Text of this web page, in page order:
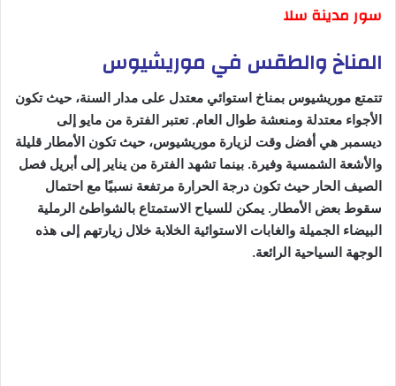
سور مدينة سلا
المناخ والطقس في موريشيوس
تتمتع موريشيوس بمناخ استوائي معتدل على مدار السنة، حيث تكون
الأجواء معتدلة ومنعشة طوال العام. تعتبر الفترة من مايو إلى
ديسمبر هي أفضل وقت لزيارة موريشيوس، حيث تكون الأمطار قليلة
والأشعة الشمسية وفيرة. بينما تشهد الفترة من يناير إلى أبريل فصل
الصيف الحار حيث تكون درجة الحرارة مرتفعة نسبيًا مع احتمال
سقوط بعض الأمطار. يمكن للسياح الاستمتاع بالشواطئ الرملية
البيضاء الجميلة والغابات الاستوائية الخلابة خلال زيارتهم إلى هذه
الوجهة السياحية الرائعة.